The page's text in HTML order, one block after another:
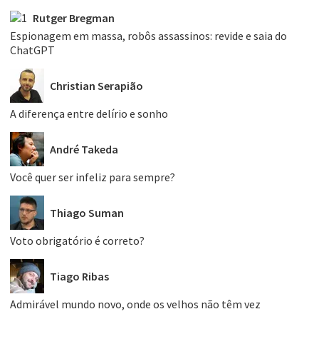
Rutger Bregman
Espionagem em massa, robôs assassinos: revide e saia do
ChatGPT
Christian Serapião
A diferença entre delírio e sonho
André Takeda
Você quer ser infeliz para sempre?
Thiago Suman
Voto obrigatório é correto?
Tiago Ribas
Admirável mundo novo, onde os velhos não têm vez